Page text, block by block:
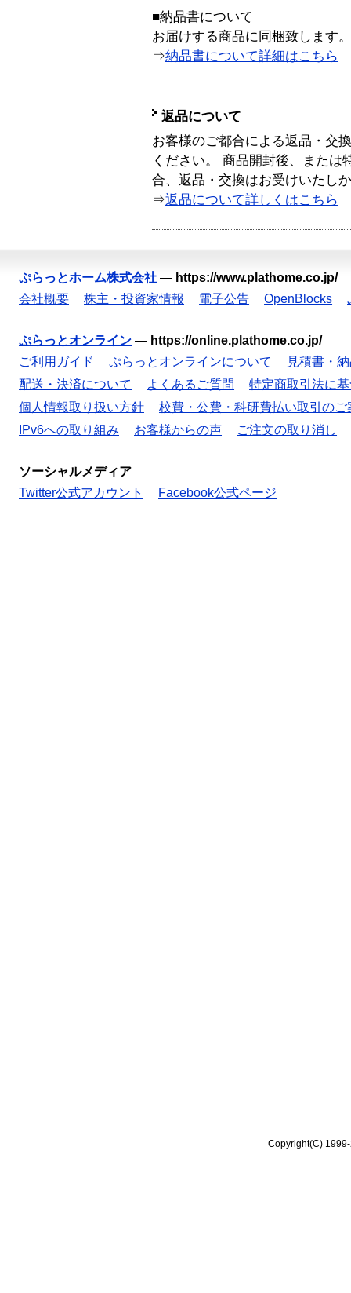
■納品書について
お届けする商品に同梱致します。
⇒納品書について詳細はこちら
返品について
お客様のご都合による返品・交
ください。 商品開封後、または
合、返品・交換はお受けいたし
⇒返品について詳しくはこちら
ぷらっとホーム株式会社 — https://www.plathome.co.jp/
会社概要
株主・投資家情報 電子公告 OpenBlocks
ぷらっとオンライン — https://online.plathome.co.jp/
ご利用ガイド
ぷらっとオンラインについて
見積書・
配送・決済について
よくあるご質問
特定商取引法に
個人情報取り扱い方針
校費・公費・科研費払い取引のご
IPv6への取り組み
お客様からの声 ご注文の取り消し
ソーシャルメディア
Twitter公式アカウント
Facebook公式ページ
Copyright(C)